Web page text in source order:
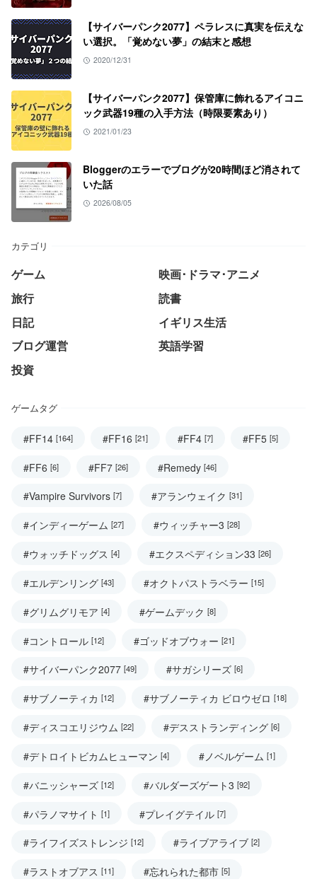
【サイバーパンク2077】ペラレスに真実を伝えな
い選択。「覚めない夢」の結末と感想
2020/12/31
【サイバーパンク2077】保管庫に飾れるアイコニ
ック武器19種の入手方法（時限要素あり）
2021/01/23
Bloggerのエラーでブログが20時間ほど消されて
いた話
2026/08/05
カテゴリ
ゲーム
映画･ドラマ･アニメ
旅行
読書
日記
イギリス生活
ブログ運営
英語学習
投資
ゲームタグ
#FF14 [164] #FF16 [21] #FF4 [7] #FF5 [5]
#FF6 [6] #FF7 [26] #Remedy [46]
#Vampire Survivors [7] #アランウェイク [31]
#インディーゲーム [27] #ウィッチャー3 [28]
#ウォッチドッグス [4] #エクスペディション33 [26]
#エルデンリング [43] #オクトパストラベラー [15]
#グリムグリモア [4] #ゲームデック [8]
#コントロール [12] #ゴッドオブウォー [21]
#サイバーパンク2077 [49] #サガシリーズ [6]
#サブノーティカ [12] #サブノーティカ ビロウゼロ [18]
#ディスコエリジウム [22] #デスストランディング [6]
#デトロイトビカムヒューマン [4] #ノベルゲーム [1]
#バニッシャーズ [12] #バルダーズゲート3 [92]
#パラノマサイト [1] #プレイグテイル [7]
#ライフイズストレンジ [12] #ライブアライブ [2]
#ラストオブアス [11] #忘れられた都市 [5]